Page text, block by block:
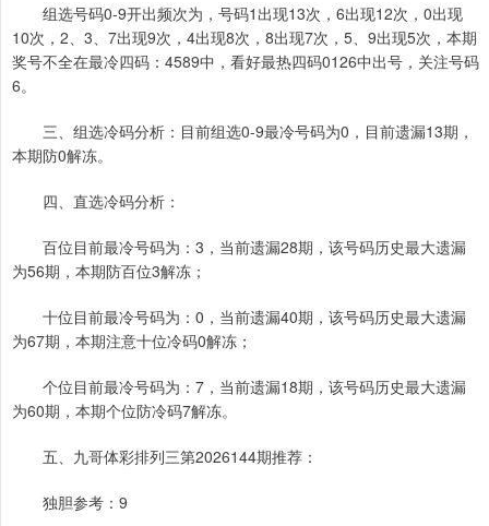
组选号码0-9开出频次为，号码1出现13次，6出现12次，0出现
10次，2、3、7出现9次，4出现8次，8出现7次，5、9出现5次，本期
奖号不全在最冷四码：4589中，看好最热四码0126中出号，关注号码
6。
三、组选冷码分析：目前组选0-9最冷号码为0，目前遗漏13期，
本期防0解冻。
四、直选冷码分析：
百位目前最冷号码为：3，当前遗漏28期，该号码历史最大遗漏
为56期，本期防百位3解冻；
十位目前最冷号码为：0，当前遗漏40期，该号码历史最大遗漏
为67期，本期注意十位冷码0解冻；
个位目前最冷号码为：7，当前遗漏18期，该号码历史最大遗漏
为60期，本期个位防冷码7解冻。
五、九哥体彩排列三第2026144期推荐：
独胆参考：9